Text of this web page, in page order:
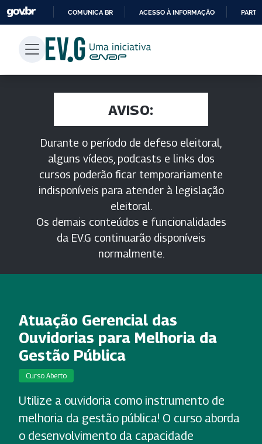
PARA
CONTEÚDO
COMUNICA BR ACESSO À INFORMAÇÃO
AVISO:
Durante o período de defeso eleitoral,
alguns vídeos, podcasts e links dos
cursos poderão ficar temporariamente
indisponíveis para atender à legislação
eleitoral.
Os demais conteúdos e funcionalidades
da EV.G continuarão disponíveis
normalmente.
Atuação Gerencial das
Ouvidorias para Melhoria da
Gestão Pública
Curso Aberto
Utilize a ouvidoria como instrumento de
melhoria da gestão pública! O curso aborda
o desenvolvimento da capacidade